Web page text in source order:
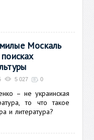
Москаль
5 027 0
– не украинская
то что такое
и литература?